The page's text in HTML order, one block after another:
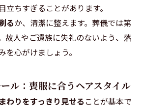
立ちすぎることがあります。
るか、清潔に整えます。葬儀では第
故人やご遺族に失礼のないよう、落
を心がけましょう。
ル：喪服に合うヘアスタイル
わりをすっきり見せることが基本で